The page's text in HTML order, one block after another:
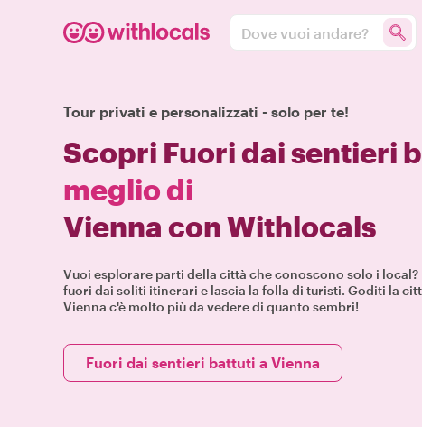
Dove vuoi andare?
Tour privati e personalizzati - solo per te!
Scopri Fuori dai sentieri
meglio di
Vienna con Withlocals
Vuoi esplorare parti della città che conoscono solo i local?
fuori dai soliti itinerari e lascia la folla di turisti. Goditi la
Vienna c'è molto più da vedere di quanto sembri!
Fuori dai sentieri battuti a Vienna